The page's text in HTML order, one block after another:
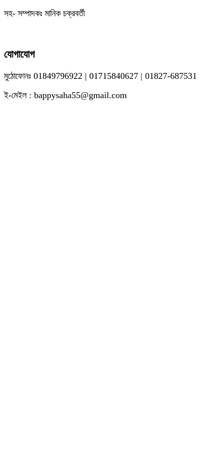
সহ- সম্পাদকঃ মানিক চক্রবর্তী
যোগাযোগ
মুঠোফোনঃ 01849796922 | 01715840627 | 01827-687531
ই-মেইল : bappysaha55@gmail.com